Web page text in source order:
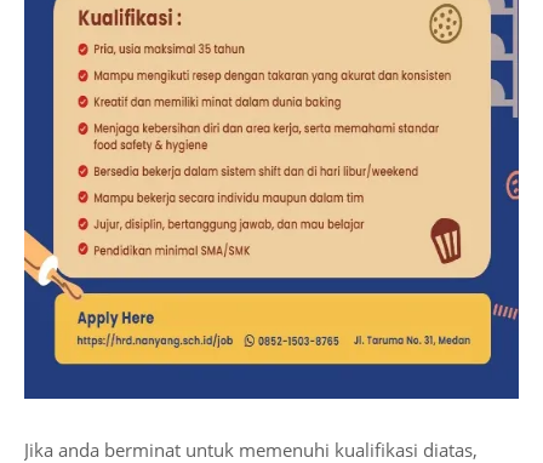
Jika anda berminat untuk memenuhi kualifikasi diatas,